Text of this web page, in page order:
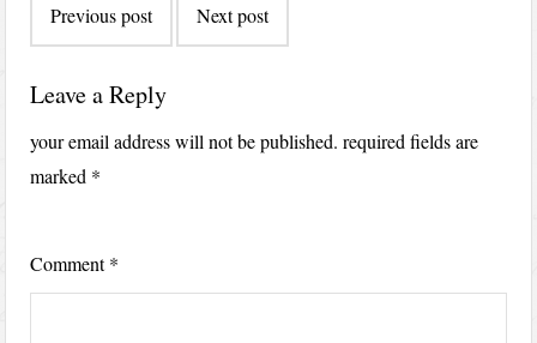
navigation
Previous post Next post
Leave a Reply
your email address will not be published. required fields are
marked *
Comment*